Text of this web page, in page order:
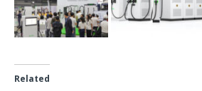
Related